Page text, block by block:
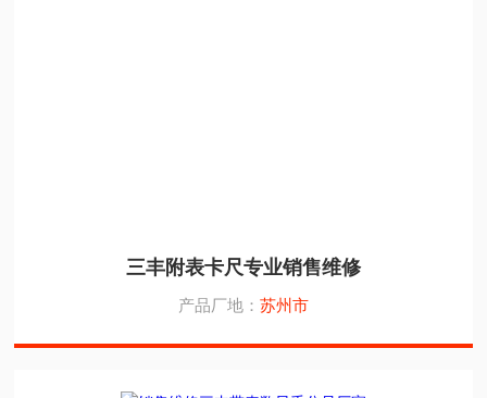
三丰附表卡尺专业销售维修
产品厂地： 苏州市